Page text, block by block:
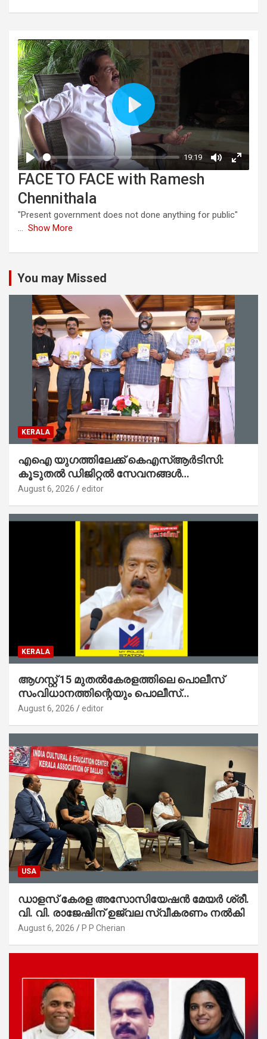
FACE TO FACE with Ramesh
Chennithala
"Present government does not done anything for public"
... Show More
You may Missed
KERALA
എഐ യുഗത്തിലേക്ക് കെഎസ്ആർടിസി:
കൂടുതൽ ഡിജിറ്റൽ സേവനങ്ങൾ
ജനങ്ങളിലേക്കെത്തിക്കും – മന്ത്രി സി പി
August 6, 2026 editor
KERALA
ആഗസ്റ്റ് 15 മുതല്‍കേരളത്തിലെ പൊലീസ്
സംവിധാനത്തിന്റെയും പൊലീസ്
സ്റ്റേഷനുകളുടെയും മുഖഛായ മാറുകയാണ് :
August 6, 2026 editor
USA
ഡാളസ് കേരള അസോസിയേഷൻ മേയർ ശ്രീ.
വി. വി. രാജേഷിന് ഉജ്വല സ്വീകരണം നൽകി
August 6, 2026 P P Cherian